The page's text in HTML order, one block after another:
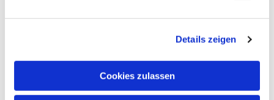
Details zeigen
Cookies zulassen